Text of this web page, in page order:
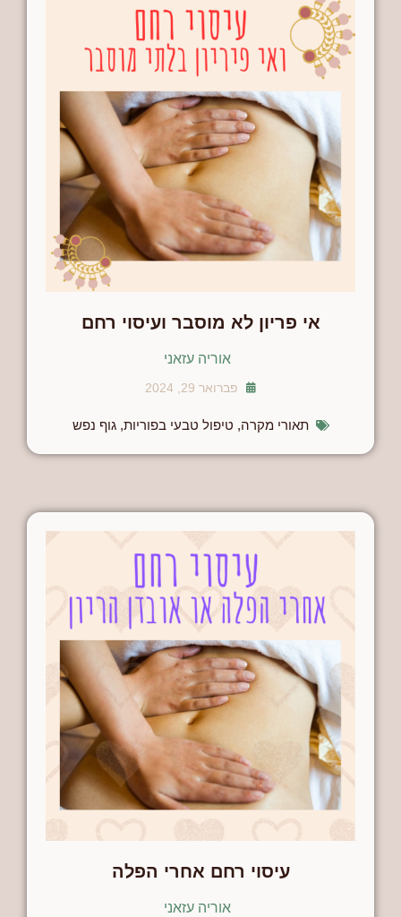
אי פריון לא מוסבר ועיסוי רחם
אוריה עזאני
פברואר 29, 2024
תאורי מקרה, טיפול טבעי בפוריות,גוף נפש
עיסוי רחם אחרי הפלה
אוריה עזאני